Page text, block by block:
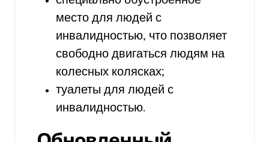
место для людей с
инвалидностью, что позволяет
свободно двигаться людям на
колесных колясках;
туалеты для людей с
инвалидностью.